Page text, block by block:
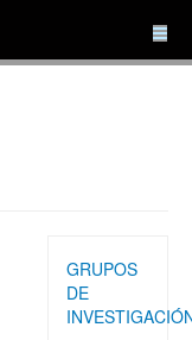
GRUPOS
DE